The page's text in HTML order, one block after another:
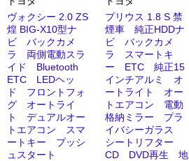
ヴォクシー 2.0 ZS
煌 BIG-X10型ナ
ビ バックカメ
ラ 両側電動スラ
イド Bluetooth
ETC LEDヘッ
ド フロントフォ
グ オートライ
ト デュアルオー
トエアコン スマ
ートキー プッシ
ュスタート
プリウス 1.8 S 禁
煙車 純正HDDナ
ビ バックカメ
ラ スマートキ
ー ETC 純正15
インチアルミ オ
ートライト オー
トエアコン 電動
格納ミラー プラ
イバシーガラス
シートリフター
CD DVD再生 地